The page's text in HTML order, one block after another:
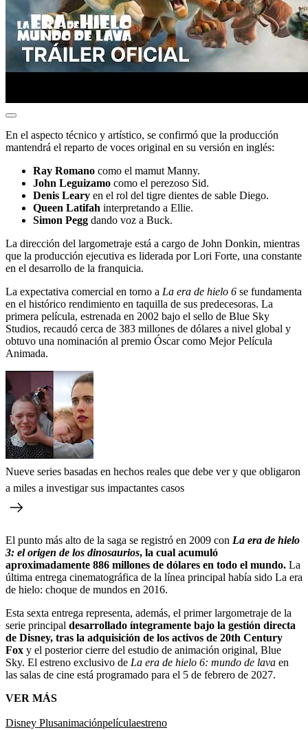
En el aspecto técnico y artístico, se confirmó que la producción
mantendrá el reparto de voces original en su versión en inglés:
Ray Romano como el mamut Manny.
John Leguizamo como el perezoso Sid.
Denis Leary en el rol del tigre dientes de sable Diego.
Queen Latifah interpretando a Ellie.
Simon Pegg dando voz a Buck.
La dirección del largometraje está a cargo de John Donkin, mientras
que la producción ejecutiva es liderada por Lori Forte, una constante
en el desarrollo de la franquicia.
La expectativa comercial en torno a La era de hielo 6 se fundamenta
en el histórico rendimiento en taquilla de sus predecesoras. La
primera película, estrenada en 2002 bajo el sello de Blue Sky
Studios, recaudó cerca de 383 millones de dólares a nivel global y
obtuvo una nominación al premio Óscar como Mejor Película
Animada.
Nueve series basadas en hechos reales que debe ver y que obligaron
a miles a investigar sus impactantes casos
El punto más alto de la saga se registró en 2009 con La era de hielo
3: el origen de los dinosaurios, la cual acumuló
aproximadamente 886 millones de dólares en todo el mundo. La
última entrega cinematográfica de la línea principal había sido La era
de hielo: choque de mundos en 2016.
Esta sexta entrega representa, además, el primer largometraje de la
serie principal desarrollado íntegramente bajo la gestión directa
de Disney, tras la adquisición de los activos de 20th Century
Fox y el posterior cierre del estudio de animación original, Blue
Sky. El estreno exclusivo de La era de hielo 6: mundo de lava en
las salas de cine está programado para el 5 de febrero de 2027.
VER MÁS
Disney Plusanimaciónpelículaestreno